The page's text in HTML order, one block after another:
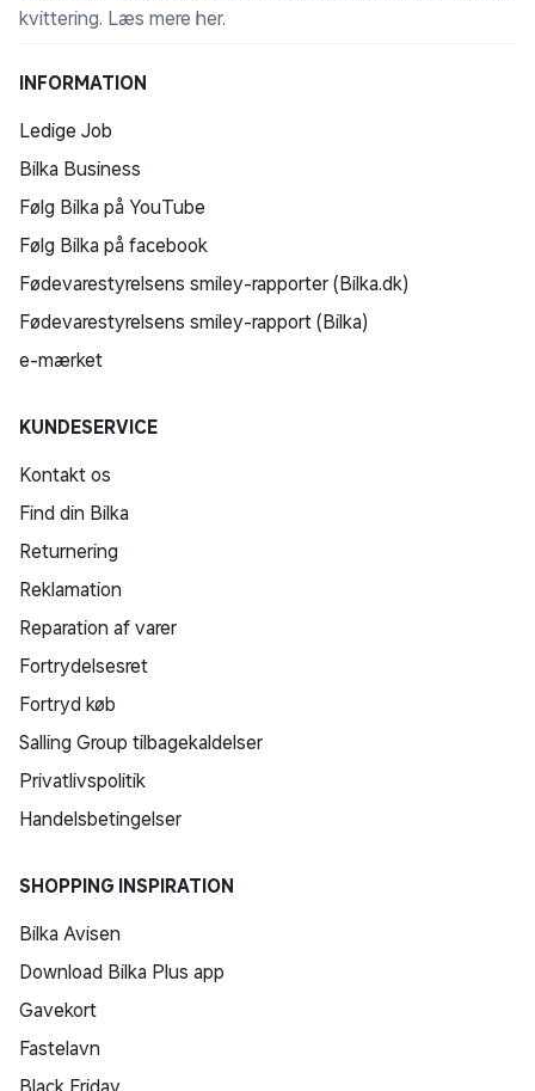
kvittering. Læs mere her.
INFORMATION
Ledige Job
Bilka Business
Følg Bilka på YouTube
Følg Bilka på facebook
Fødevarestyrelsens smiley-rapporter (Bilka.dk)
Fødevarestyrelsens smiley-rapport (Bilka)
e-mærket
KUNDESERVICE
Kontakt os
Find din Bilka
Returnering
Reklamation
Reparation af varer
Fortrydelsesret
Fortryd køb
Salling Group tilbagekaldelser
Privatlivspolitik
Handelsbetingelser
SHOPPING INSPIRATION
Bilka Avisen
Download Bilka Plus app
Gavekort
Fastelavn
Black Friday